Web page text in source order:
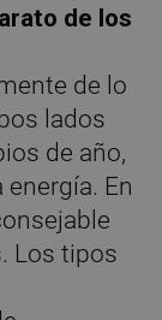
de los
de lo
lados
de año,
En
Los tipos